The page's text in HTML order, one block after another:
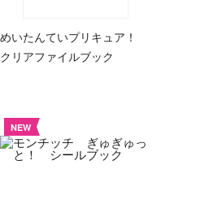
めいたんていプリキュア！
クリアファイルブック
NEW